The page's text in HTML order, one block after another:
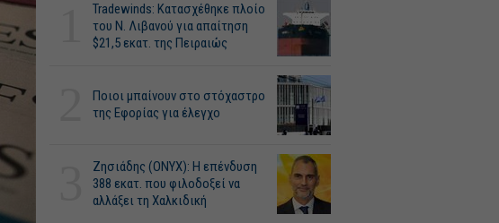
Tradewinds: Κατασχέθηκε πλοίο
του Ν. Λιβανού για απαίτηση
$21,5 εκατ. της Πειραιώς
Ποιοι μπαίνουν στο στόχαστρο
της Εφορίας για έλεγχο
Ζησιάδης (ONYX): Η επένδυση
388 εκατ. που φιλοδοξεί να
αλλάξει τη Χαλκιδική